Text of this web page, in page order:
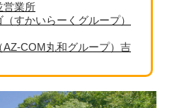
営業所
すかいらーくグループ）
COM丸和グループ）吉